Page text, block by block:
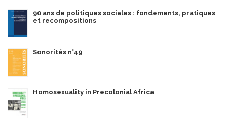
90 ans de politiques sociales : fondements, pratiques
et recompositions
Sonorités n°49
Homosexuality in Precolonial Africa